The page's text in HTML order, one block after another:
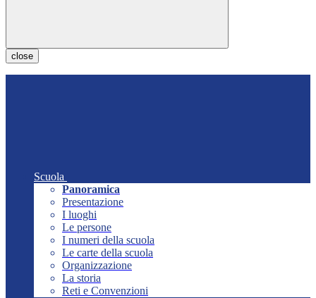
close
Scuola
Panoramica
Presentazione
I luoghi
Le persone
I numeri della scuola
Le carte della scuola
Organizzazione
La storia
Reti e Convenzioni